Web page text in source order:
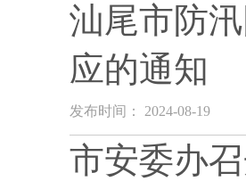
汕尾市防
应的通知
发布时间： 2024-08-19
市安委办